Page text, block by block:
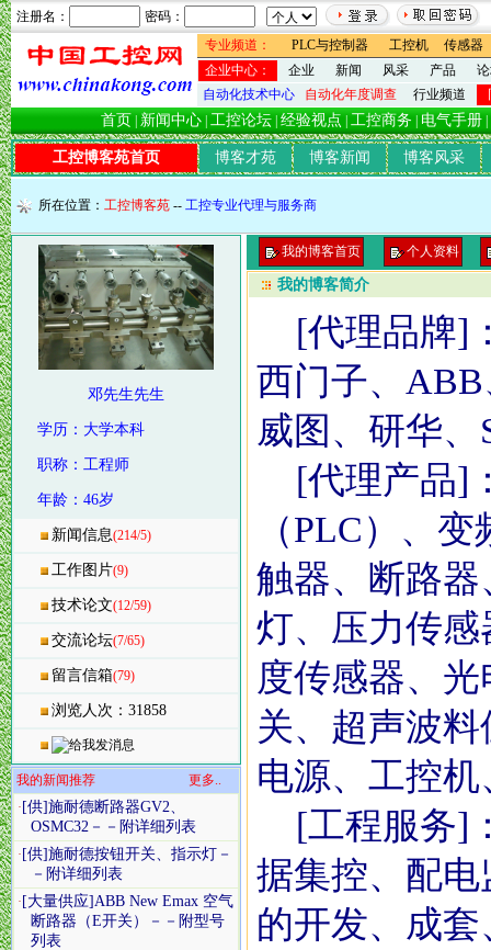
注册名：
密码：
专业频道：
PLC与控制器 工控机
传感器
企业中心：
企业 新闻 风采 产品
自动化技术中心
自动化年度调查 行业频道
首页 新闻中心 工控论坛 经验视点 工控商务 电气手册
工控博客苑首页 博客才苑 博客新闻 博客风采
所在位置： 工控博客苑 -- 工控专业代理与服务商
邓先生先生
学历：大学本科
职称：工程师
年龄：46岁
新闻信息(214/5)
工作图片(9)
技术论文(12/59)
交流论坛(7/65)
留言信箱(79)
浏览人次：31858
我的新闻推荐
更多..
· [供]施耐德断路器GV2、
OSMC32－－附详细列表
· [供]施耐德按钮开关、指示灯－
－附详细列表
· [大量供应]ABB New Emax 空气
断路器（E开关）－－附型号
列表
我的博客首页 个人资料
我的博客简介
[代理品牌]
西门子、
威图、研华
[代理产品]
（PLC）、
触器、断路
灯、压力传
度传感器、
关、超声波
电源、工控
[工程服务]
据集控、配
的开发、成